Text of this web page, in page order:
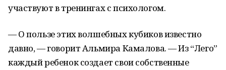
участвуют в тренингах с психологом.
— О пользе этих волшебных кубиков известно
давно, — говорит Альмира Камалова. — Из “Лего”
каждый ребенок создает свои собственные